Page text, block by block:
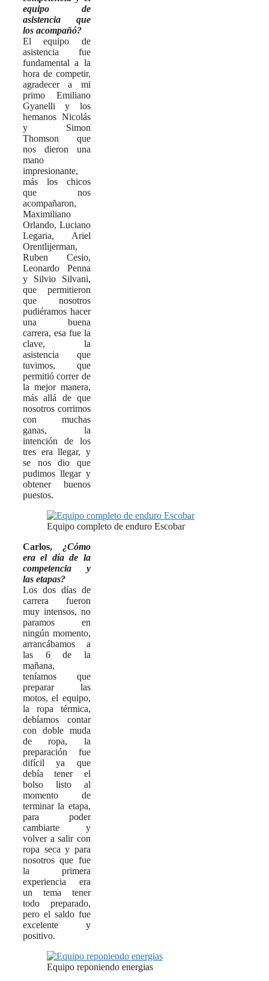
equipo de
asistencia que
los acompañó?
El equipo de
asistencia fue
fundamental a la
hora de competir,
agradecer a mi
primo Emiliano
Gyanelli y los
hemanos Nicolás
y Simon
Thomson que
nos dieron una
mano
impresionante,
más los chicos
que nos
acompañaron,
Maximiliano
Orlando, Luciano
Legaria, Ariel
Orentlijerman,
Ruben Cesio,
Leonardo Penna
y Silvio Silvani,
que permitieron
que nosotros
pudiéramos hacer
una buena
carrera, esa fue la
clave, la
asistencia que
tuvimos, que
permitió correr de
la mejor manera,
más allá de que
nosotros corrimos
con muchas
ganas, la
intención de los
tres era llegar, y
se nos dio que
pudimos llegar y
obtener buenos
puestos.
Equipo completo de enduro Escobar
Carlos, ¿Cómo
era el día de la
competencia y
las etapas?
Los dos días de
carrera fueron
muy intensos, no
paramos en
ningún momento,
arrancábamos a
las 6 de la
mañana,
teníamos que
preparar las
motos, el equipo,
la ropa térmica,
debíamos contar
con doble muda
de ropa, la
preparación fue
difícil ya que
debía tener el
bolso listo al
momento de
terminar la etapa,
para poder
cambiarte y
volver a salir con
ropa seca y para
nosotros que fue
la primera
experiencia era
un tema tener
todo preparado,
pero el saldo fue
excelente y
positivo.
Equipo reponiendo energias